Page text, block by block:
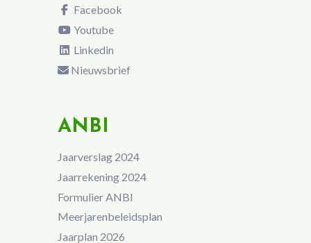
Facebook
Youtube
Linkedin
Nieuwsbrief
ANBI
Jaarverslag 2024
Jaarrekening 2024
Formulier ANBI
Meerjarenbeleidsplan
Jaarplan 2026